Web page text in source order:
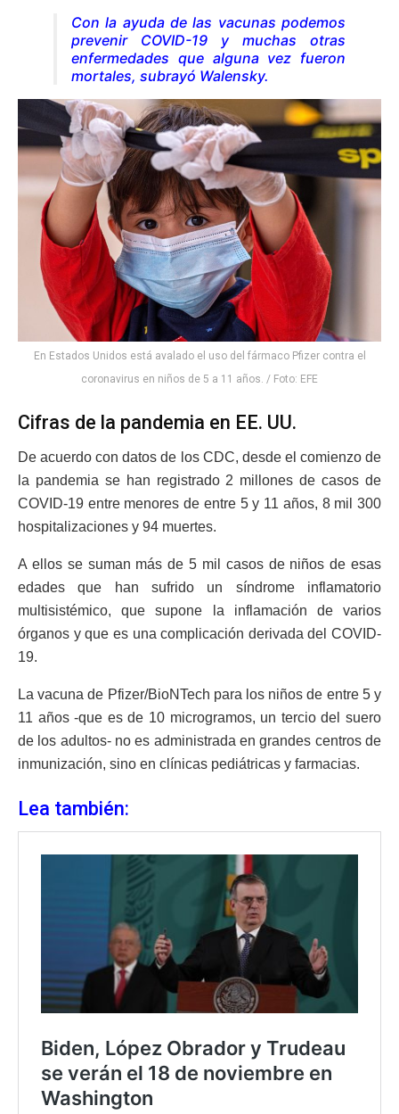
Con la ayuda de las vacunas podemos
prevenir COVID-19 y muchas otras
enfermedades que alguna vez fueron
mortales, subrayó Walensky.
En Estados Unidos está avalado el uso del fármaco Pfizer contra el
coronavirus en niños de 5 a 11 años. / Foto: EFE
Cifras de la pandemia en EE. UU.
De acuerdo con datos de los CDC, desde el comienzo de
la pandemia se han registrado 2 millones de casos de
COVID-19 entre menores de entre 5 y 11 años, 8 mil 300
hospitalizaciones y 94 muertes.
A ellos se suman más de 5 mil casos de niños de esas
edades que han sufrido un síndrome inflamatorio
multisistémico, que supone la inflamación de varios
órganos y que es una complicación derivada del COVID-
19.
La vacuna de Pfizer/BioNTech para los niños de entre 5 y
11 años -que es de 10 microgramos, un tercio del suero
de los adultos- no es administrada en grandes centros de
inmunización, sino en clínicas pediátricas y farmacias.
Lea también: